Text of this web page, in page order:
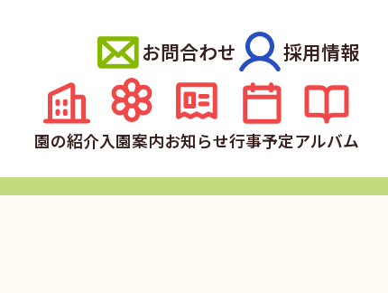
園の紹介入園案内お知らせ行事予定アルバム
お問合わせ 採用情報